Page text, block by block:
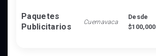
Paquetes
Publicitarios
Cuernavaca
Desde
$100,000